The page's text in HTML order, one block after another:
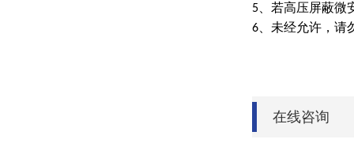
5 、若高压屏蔽微
6 、未经允许，
在线咨询